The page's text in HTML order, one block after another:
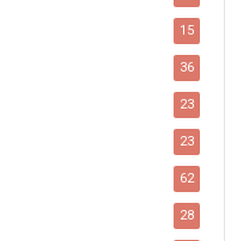
15
36
23
23
62
28